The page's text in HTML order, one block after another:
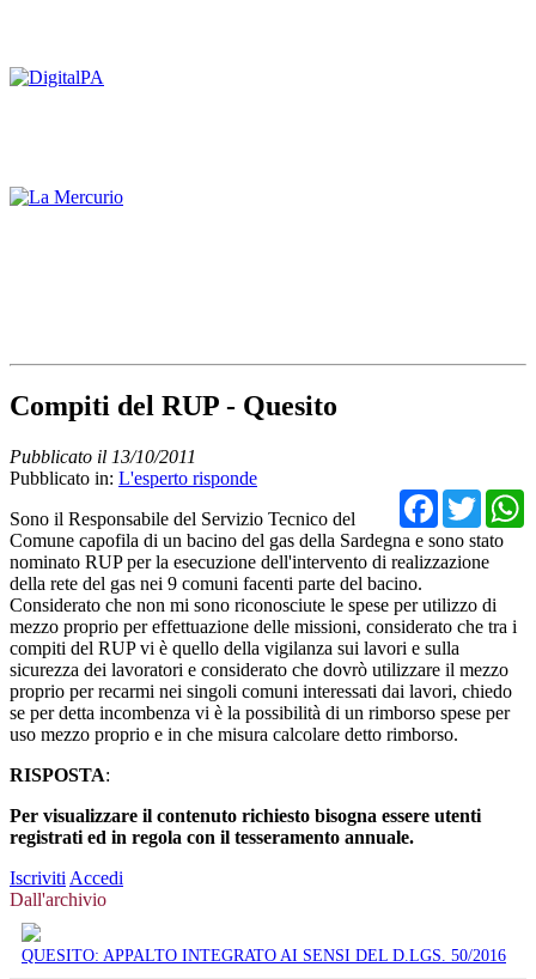
Compiti del RUP - Quesito
Pubblicato il 13/10/2011
Pubblicato in: L'esperto risponde
Sono il Responsabile del Servizio Tecnico del
Comune capofila di un bacino del gas della Sardegna e sono stato
nominato RUP per la esecuzione dell'intervento di realizzazione
della rete del gas nei 9 comuni facenti parte del bacino.
Considerato che non mi sono riconosciute le spese per utilizzo di
mezzo proprio per effettuazione delle missioni, considerato che tra i
compiti del RUP vi è quello della vigilanza sui lavori e sulla
sicurezza dei lavoratori e considerato che dovrò utilizzare il mezzo
proprio per recarmi nei singoli comuni interessati dai lavori, chiedo
se per detta incombenza vi è la possibilità di un rimborso spese per
uso mezzo proprio e in che misura calcolare detto rimborso.
RISPOSTA:
Per visualizzare il contenuto richiesto bisogna essere utenti
registrati ed in regola con il tesseramento annuale.
Iscriviti Accedi
Dall'archivio
QUESITO: APPALTO INTEGRATO AI SENSI DEL D.LGS. 50/2016